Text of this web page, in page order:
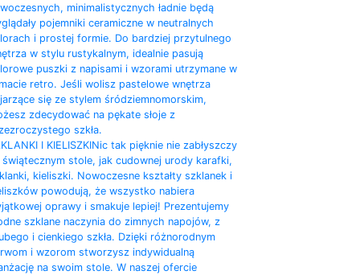
minimalistycznych ładnie będą
pojemniki ceramiczne w neutralnych
i prostej formie. Do bardziej przytulnego
w stylu rustykalnym, idealnie pasują
puszki z napisami i wzorami utrzymane w
retro. Jeśli wolisz pastelowe wnętrza
się ze stylem śródziemnomorskim,
zdecydować na pękate słoje z
szkła.
I KIELISZKINic tak pięknie nie zabłyszczy
świątecznym stole, jak cudownej urody karafki,
kieliszki. Nowoczesne kształty szklanek i
powodują, że wszystko nabiera
oprawy i smakuje lepiej! Prezentujemy
szklane naczynia do zimnych napojów, z
i cienkiego szkła. Dzięki różnorodnym
i wzorom stworzysz indywidualną
na swoim stole. W naszej ofercie